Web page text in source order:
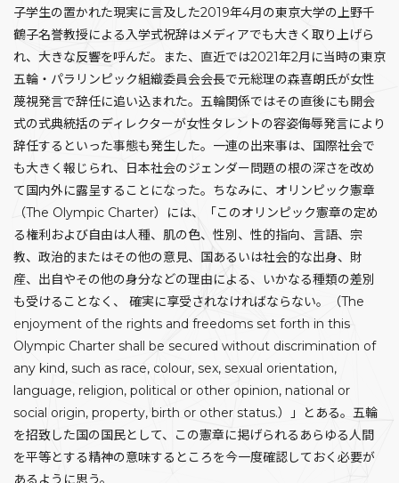
子学生の置かれた現実に言及した2019年4月の東京大学の上野千
鶴子名誉教授による入学式祝辞はメディアでも大きく取り上げら
れ、大きな反響を呼んだ。また、直近では2021年2月に当時の東京
五輪・パラリンピック組織委員会会長で元総理の森喜朗氏が女性
蔑視発言で辞任に追い込まれた。五輪関係ではその直後にも開会
式の式典統括のディレクターが女性タレントの容姿侮辱発言により
辞任するといった事態も発生した。一連の出来事は、国際社会で
も大きく報じられ、日本社会のジェンダー問題の根の深さを改め
て国内外に露呈することになった。ちなみに、オリンピック憲章
（The Olympic Charter）には、「このオリンピック憲章の定め
る権利および自由は人種、肌の色、性別、性的指向、言語、宗
教、政治的またはその他の意見、国あるいは社会的な出身、財
産、出自やその他の身分などの理由による、いかなる種類の差別
も受けることなく、 確実に享受されなければならない。（The
enjoyment of the rights and freedoms set forth in this
Olympic Charter shall be secured without discrimination of
any kind, such as race, colour, sex, sexual orientation,
language, religion, political or other opinion, national or
social origin, property, birth or other status.）」とある。五輪
を招致した国の国民として、この憲章に掲げられるあらゆる人間
を平等とする精神の意味するところを今一度確認しておく必要が
あるように思う。